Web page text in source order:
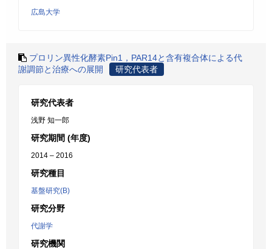
広島大学
プロリン異性化酵素Pin1，PAR14と含有複合体による代
謝調節と治療への展開
研究代表者
研究代表者
浅野 知一郎
研究期間 (年度)
2014 – 2016
研究種目
基盤研究(B)
研究分野
代謝学
研究機関